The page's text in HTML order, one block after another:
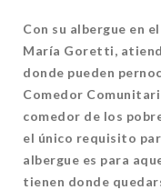
Con su albergue en
María Goretti,
donde pueden
Comedor
comedor de los
el único requisito
albergue es para
tienen donde